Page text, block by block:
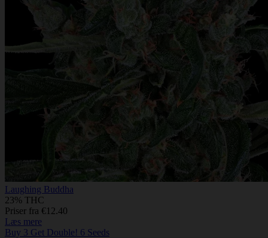
Laughing Buddha
23% THC
Priser fra €12.40
Læs mere
Buy 3 Get Double! 6 Seeds